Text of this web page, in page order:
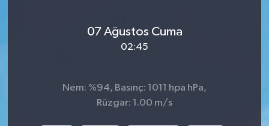
07 Ağustos Cuma
02:45
Nem: %94, Basınç: 1011 hpa hPa,
Rüzgar: 1.00 m/s